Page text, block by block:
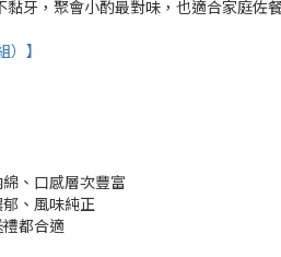
牙，聚會小酌最對味，也適合家庭佐
】
、口感層次豐富
、風味純正
都合適